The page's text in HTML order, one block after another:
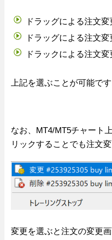
ドラッグによる注文
ドラッグによる注文
ドラックによる注文
上記を選ぶことが可能です
なお、MT4/MT5チャート
リックすることでも注文
変更を選ぶと注文の変更